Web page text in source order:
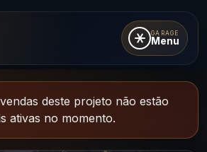
GARAGE
Menu
deste projeto não estão
ativas no momento.